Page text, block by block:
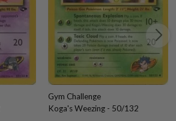
Gym Challenge
Koga's Weezing - 50/132